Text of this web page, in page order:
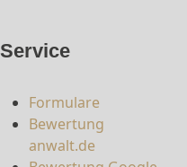
Service
Formulare
Bewertung
anwalt.de